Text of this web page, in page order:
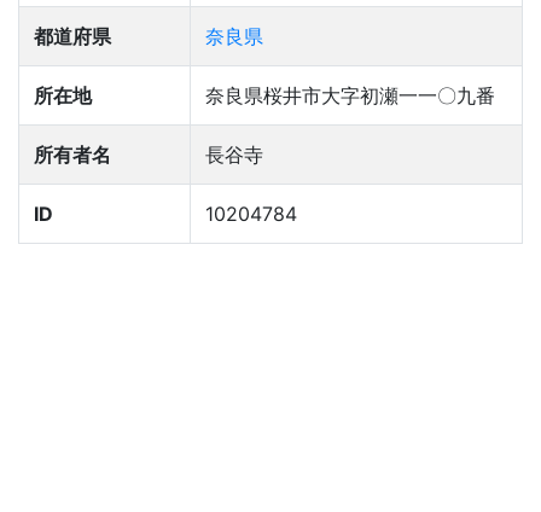
都道府県 奈良県
所在地 奈良県桜井市大字初瀬一一〇九番
所有者名 長谷寺
ID 10204784